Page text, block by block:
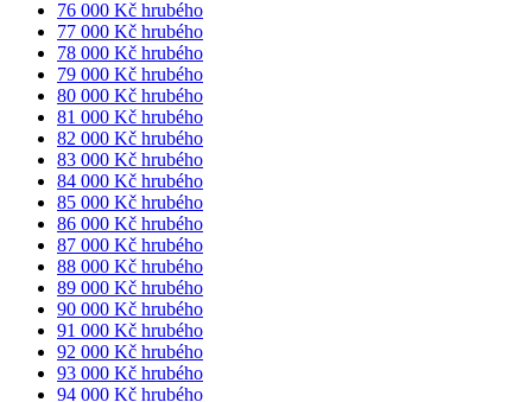
76 000 Kč hrubého
77 000 Kč hrubého
78 000 Kč hrubého
79 000 Kč hrubého
80 000 Kč hrubého
81 000 Kč hrubého
82 000 Kč hrubého
83 000 Kč hrubého
84 000 Kč hrubého
85 000 Kč hrubého
86 000 Kč hrubého
87 000 Kč hrubého
88 000 Kč hrubého
89 000 Kč hrubého
90 000 Kč hrubého
91 000 Kč hrubého
92 000 Kč hrubého
93 000 Kč hrubého
94 000 Kč hrubého